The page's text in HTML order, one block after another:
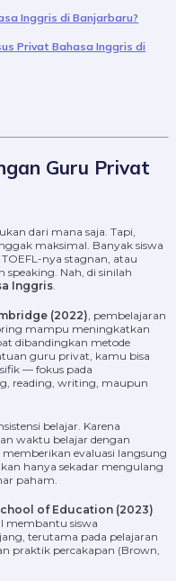
Inggris di Banjarbaru?
Privat Bahasa Inggris di
Guru Privat
dari mana saja. Tapi,
maksimal. Banyak siswa
nya stagnan, atau
Nah, di sinilah
Inggris.
(2022), pembelajaran
mampu meningkatkan
dibandingkan metode
guru privat, kamu bisa
— fokus pada
reading, writing, maupun
belajar. Karena
waktu belajar dengan
evaluasi langsung
hanya sekadar mengulang
paham.
of Education (2023)
membantu siswa
terutama pada pelajaran
praktik percakapan (Brown,